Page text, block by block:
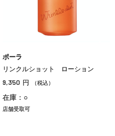
ポーラ
リンクルショット ローション
9,350 円 （税込）
在庫：○
店舗受取可